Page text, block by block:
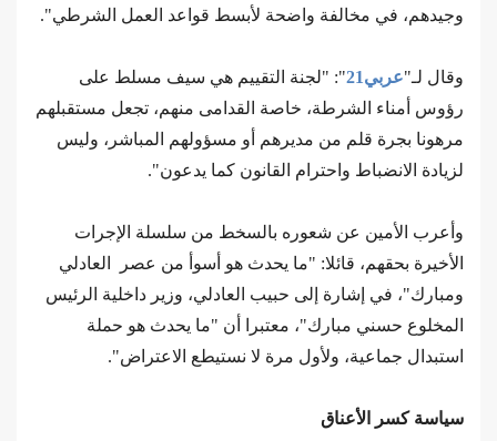
وجيدهم، في مخالفة واضحة لأبسط قواعد العمل الشرطي".
وقال لـ"عربي21
": "لجنة التقييم هي سيف مسلط على
رؤوس أمناء الشرطة، خاصة القدامى منهم، تجعل مستقبلهم
مرهونا بجرة قلم من مديرهم أو مسؤولهم المباشر، وليس
لزيادة الانضباط واحترام القانون كما يدعون".
وأعرب الأمين عن شعوره بالسخط من سلسلة الإجرات
الأخيرة بحقهم، قائلا: "ما يحدث هو أسوأ من عصر العادلي
ومبارك"، في إشارة إلى حبيب العادلي، وزير داخلية الرئيس
المخلوع حسني مبارك"، معتبرا أن "ما يحدث هو حملة
استبدال جماعية، ولأول مرة لا نستيطع الاعتراض".
سياسة كسر الأعناق